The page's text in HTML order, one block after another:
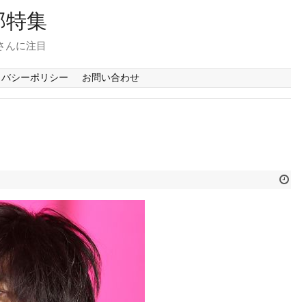
特集
んに注目
シーポリシー お問い合わせ